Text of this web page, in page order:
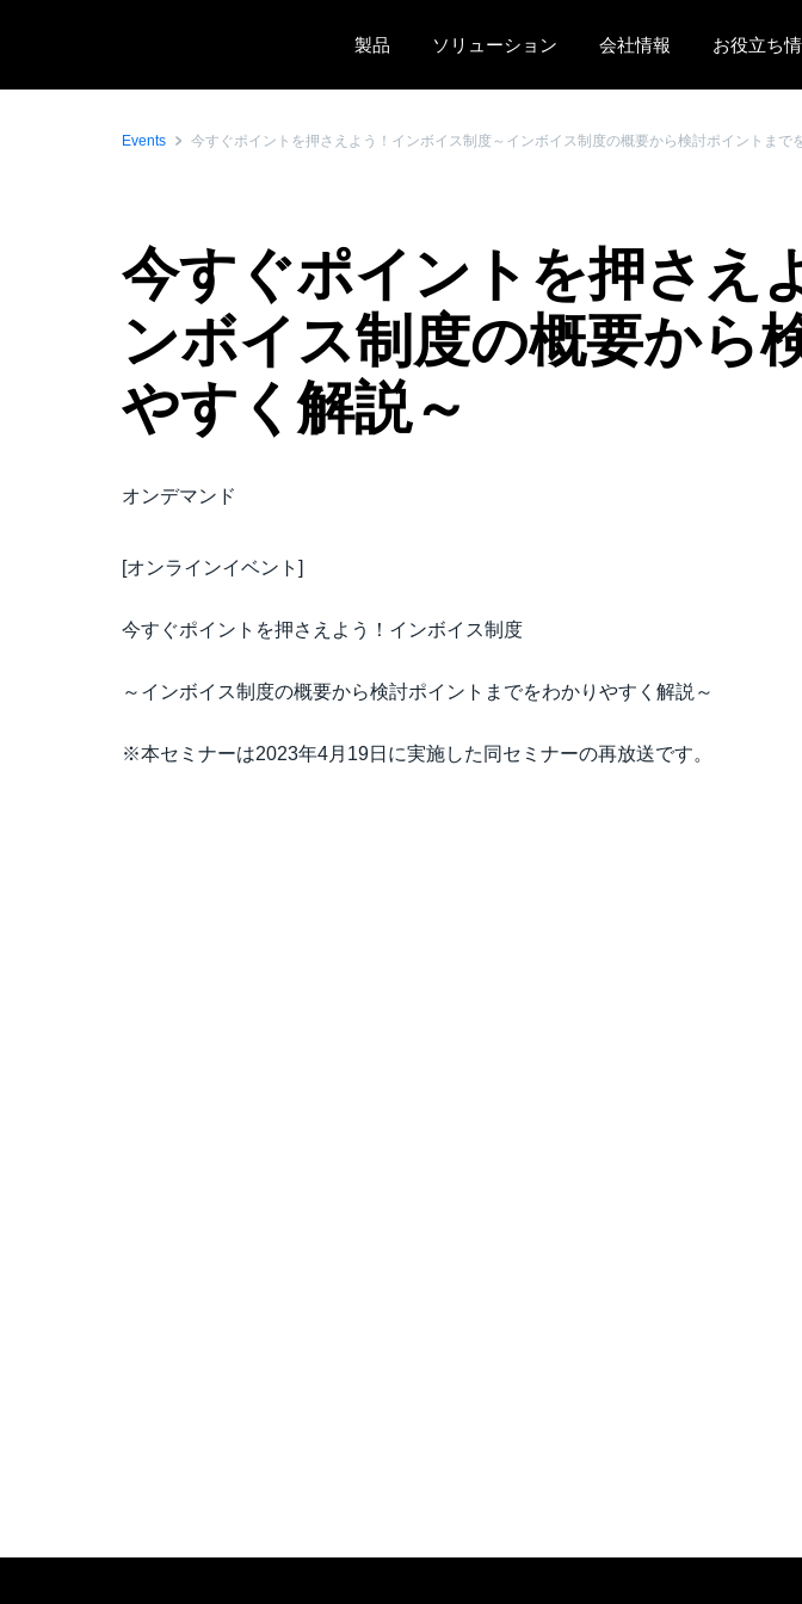
製品
ソリューション 会社情報 お役立ち
Canada (Français)
México (Español)
Brasil (Português)
Events 今すぐポイントを押さえよう！インボイス制度～インボイス制度の概要から検討ポイントまで
今すぐポイントを押さえ
ンボイス制度の概要から
やすく解説～
オンデマンド
[オンラインイベント]
今すぐポイントを押さえよう！インボイス制度
～インボイス制度の概要から検討ポイントまでをわかりやすく解説～
※本セミナーは2023年4月19日に実施した同セミナーの再放送です。